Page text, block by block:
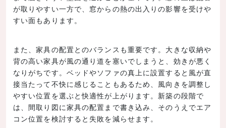
が取りやすい一方で、窓からの熱の出入りの影響を受けや
すい面もあります。
また、家具の配置とのバランスも重要です。大きな収納や
背の高い家具が風の通り道を塞いでしまうと、効きが悪く
なりがちです。ベッドやソファの真上に設置すると風が直
接当たって不快に感じることもあるため、風向きを調整し
やすい位置を選ぶと快適性が上がります。新築の段階で
は、間取り図に家具の配置まで書き込み、そのうえでエア
コン位置を検討すると失敗を減らせます。